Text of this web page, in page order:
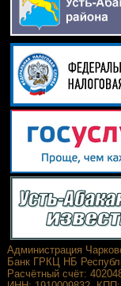
Администрация
Банк ГРКЦ НБ
Расчётный счёт: